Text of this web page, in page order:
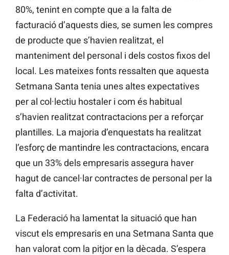
80%, tenint en compte que a la falta de
facturació d’aquests dies, se sumen les compres
de producte que s’havien realitzat, el
manteniment del personal i dels costos fixos del
local. Les mateixes fonts ressalten que aquesta
Setmana Santa tenia unes altes expectatives
per al col·lectiu hostaler i com és habitual
s’havien realitzat contractacions per a reforçar
plantilles. La majoria d’enquestats ha realitzat
l’esforç de mantindre les contractacions, encara
que un 33% dels empresaris assegura haver
hagut de cancel·lar contractes de personal per la
falta d’activitat.
La Federació ha lamentat la situació que han
viscut els empresaris en una Setmana Santa que
han valorat com la pitjor en la dècada. S’espera